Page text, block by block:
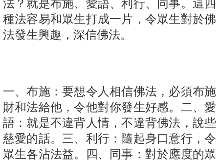
法？就是布施、愛語、利行、同事。這四
種法容易和眾生打成一片，令眾生對於佛
法發生興趣，深信佛法。
一、布施：要想令人相信佛法，必須布施
財和法給他，令他對你發生好感。二、愛
語：就是不違背人情，不違背佛法，說些
慈愛的話。三、利行：隨起身口意行，令
眾生各沾法益。四、同事：對於應度的眾